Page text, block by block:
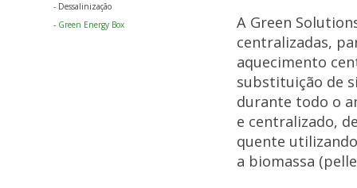
- Dessalinização
- Green Energy Box
A Green
centralizadas,
aquecimento
substituição de
durante todo o
e centralizado,
quente
a biomassa